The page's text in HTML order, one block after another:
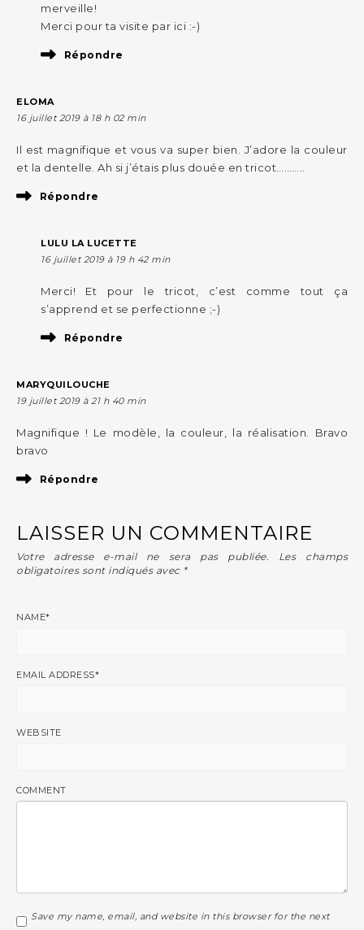
merveille!
Merci pour ta visite par ici :-)
Répondre
ELOMA
16 juillet 2019 à 18 h 02 min
Il est magnifique et vous va super bien. J’adore la couleur
et la dentelle. Ah si j’étais plus douée en tricot………..
Répondre
LULU LA LUCETTE
16 juillet 2019 à 19 h 42 min
Merci! Et pour le tricot, c’est comme tout ça
s’apprend et se perfectionne ;-)
Répondre
MARYQUILOUCHE
19 juillet 2019 à 21 h 40 min
Magnifique ! Le modèle, la couleur, la réalisation. Bravo
bravo
Répondre
LAISSER UN COMMENTAIRE
Votre adresse e-mail ne sera pas publiée.
Les champs
obligatoires sont indiqués avec *
NAME*
EMAIL ADDRESS*
WEBSITE
COMMENT
Save my name, email, and website in this browser for the next